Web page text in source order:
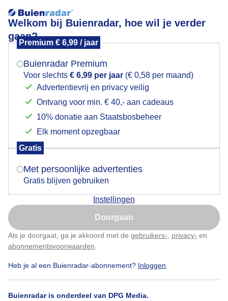
Welkom bij Buienradar, hoe wil je verder
gaan?
Premium € 6,99 / jaar
Buienradar Premium
Voor slechts € 6,99 per jaar (€ 0,58 per maand)
Advertentievrij en privacy veilig
Ontvang voor min. € 40,- aan cadeaus
10% donatie aan Staatsbosbeheer
Elk moment opzegbaar
Gratis
Met persoonlijke advertenties
Gratis blijven gebruiken
Instellingen
Doorgaan
Als je doorgaat, ga je akkoord met de gebruikers- privacy- en
abonnementsvoorwaarden
Heb je al een Buienradar-abonnement? Inloggen
Buienradar is onderdeel van DPG Media.
Vlinderweer
Kleine vuurvlinder
Door: Rob Beckers Gemaakt: 15-08-2025, 59x bekeken
Bekijk slideshow
Mogen we je locatie gebruiken voor het
Indien je hier nog geen akkoord op hebt gegeven,
verschijnt er zo een pop-up uit je browser waarin
Is goed, toon de popup
Nu niet, misschien later
Klik hierom dit aan te passen